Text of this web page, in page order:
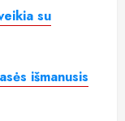
su
išmanusis